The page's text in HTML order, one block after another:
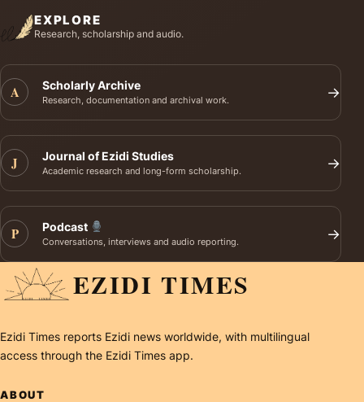
EXPLORE
Research, scholarship and audio.
A Scholarly Archive
Research, documentation and archival work. →
J Journal of Ezidi Studies
Academic research and long-form scholarship. →
P Podcast
Conversations, interviews and audio reporting. →
EZIDI TIMES
Ezidi Times reports Ezidi news worldwide, with multilingual
access through the Ezidi Times app.
ABOUT